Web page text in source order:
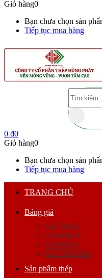
Giỏ hàng0
Bạn chưa chọn sản
Tiếp tục mua hàng
0 ₫0
Giỏ hàng0
Bạn chưa chọn sản
Tiếp tục mua hàng
TRANG CHỦ
Bảng giá
Giá Thép I
Giá thép H
Giá thép U
Giá Thép Hộp
Sản phẩm thép